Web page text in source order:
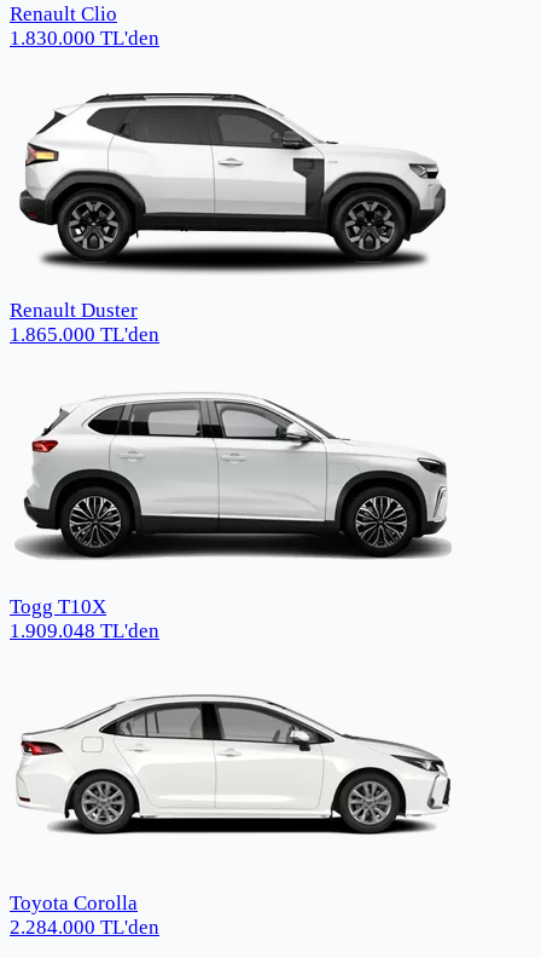
Renault Clio
1.830.000 TL'den
Renault Duster
1.865.000 TL'den
Togg T10X
1.909.048 TL'den
Toyota Corolla
2.284.000 TL'den